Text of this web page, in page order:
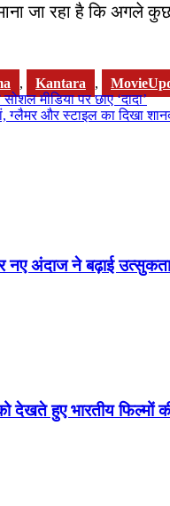
जा रहा है कि अगले
, Kantara ,
मीडिया पर छाए ‘दादा’
ग्लैमर और स्टाइल का दिखा
नए अंदाज ने बढ़ाई उत्सुकता
हुए भारतीय फिल्मों